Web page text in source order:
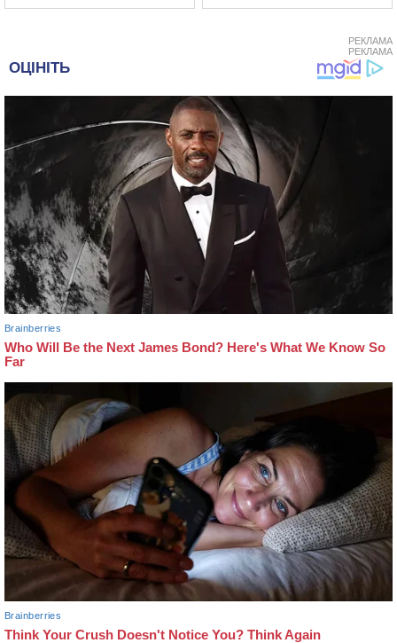
РЕКЛАМА
РЕКЛАМА